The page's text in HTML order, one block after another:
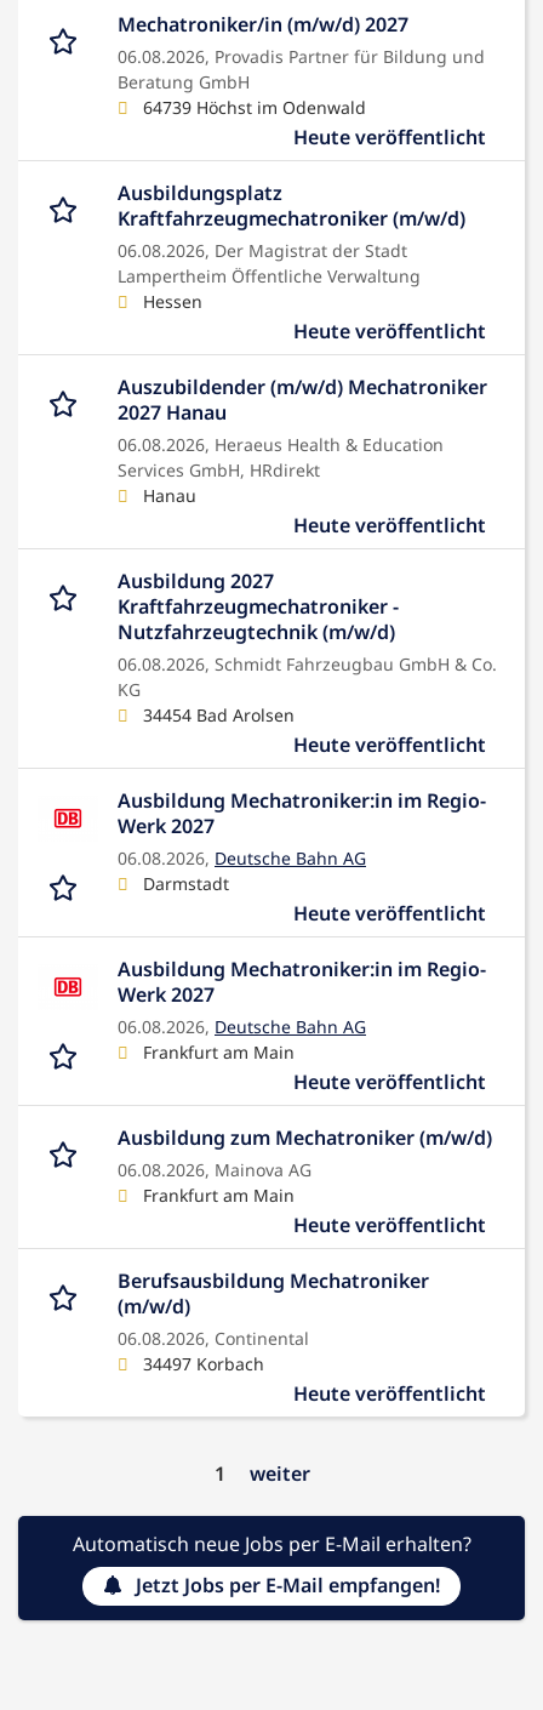
Mechatroniker/in (m/w/d) 2027
06.08.2026, Provadis Partner für Bildung und
Beratung GmbH
64739 Höchst im Odenwald
Heute veröffentlicht
Ausbildungsplatz
Kraftfahrzeugmechatroniker (m/w/d)
06.08.2026, Der Magistrat der Stadt
Lampertheim Öffentliche Verwaltung
Hessen
Heute veröffentlicht
Auszubildender (m/w/d) Mechatroniker
2027 Hanau
06.08.2026, Heraeus Health & Education
Services GmbH, HRdirekt
Hanau
Heute veröffentlicht
Ausbildung 2027
Kraftfahrzeugmechatroniker -
Nutzfahrzeugtechnik (m/w/d)
06.08.2026, Schmidt Fahrzeugbau GmbH & Co.
KG
34454 Bad Arolsen
Heute veröffentlicht
Ausbildung Mechatroniker:in im Regio-
Werk 2027
06.08.2026, Deutsche Bahn AG
Darmstadt
Heute veröffentlicht
Ausbildung Mechatroniker:in im Regio-
Werk 2027
06.08.2026, Deutsche Bahn AG
Frankfurt am Main
Heute veröffentlicht
Ausbildung zum Mechatroniker (m/w/d)
06.08.2026, Mainova AG
Frankfurt am Main
Heute veröffentlicht
Berufsausbildung Mechatroniker
(m/w/d)
06.08.2026, Continental
34497 Korbach
Heute veröffentlicht
1 weiter
Automatisch neue Jobs per E-Mail erhalten?
Jetzt Jobs per E-Mail empfangen!